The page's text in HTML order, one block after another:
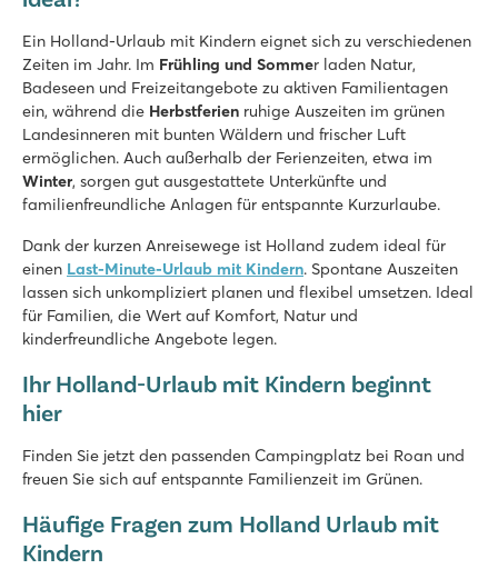
Ein Holland-Urlaub mit Kindern eignet sich zu verschiedenen
Zeiten im Jahr. Im Frühling und Sommer laden Natur,
Badeseen und Freizeitangebote zu aktiven Familientagen
ein, während die Herbstferien ruhige Auszeiten im grünen
Landesinneren mit bunten Wäldern und frischer Luft
ermöglichen. Auch außerhalb der Ferienzeiten, etwa im
Winter, sorgen gut ausgestattete Unterkünfte und
familienfreundliche Anlagen für entspannte Kurzurlaube.
Dank der kurzen Anreisewege ist Holland zudem ideal für
einen Last-Minute-Urlaub mit Kindern. Spontane Auszeiten
lassen sich unkompliziert planen und flexibel umsetzen. Ideal
für Familien, die Wert auf Komfort, Natur und
kinderfreundliche Angebote legen.
Ihr Holland-Urlaub mit Kindern beginnt
hier
Finden Sie jetzt den passenden Campingplatz bei Roan und
freuen Sie sich auf entspannte Familienzeit im Grünen.
Häufige Fragen zum Holland Urlaub mit
Kindern